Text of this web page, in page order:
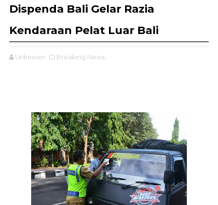
Dispenda Bali Gelar Razia
Kendaraan Pelat Luar Bali
Unknown Breaking News,